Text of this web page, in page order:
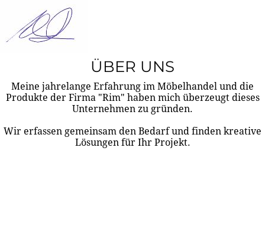
ÜBER UNS
Meine jahrelange Erfahrung im Möbelhandel und die
Produkte der Firma "Rim" haben mich überzeugt dieses
Unternehmen zu gründen.
Wir erfassen gemeinsam den Bedarf und finden kreative
Lösungen für Ihr Projekt.